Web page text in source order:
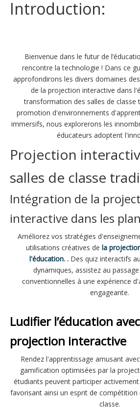
Introduction:
Bienvenue dans le futur de
rencontre la technologie ! Dans ce
approfondirons les divers domaines
de la projection interactive dans
transformation des salles de classe
promotion d'environnements
immersifs, nous explorerons les
éducateurs adoptent
Projection
salles de classe
Intégration de la
interactive dans les
Améliorez vos stratégies
utilisations créatives de la
l'éducation. . Des quiz interactifs
dynamiques, assistez au
conventionnelles à une expérience
engageante.
Ludifier l’éducation
projection interactive
Rendez l'apprentissage amusant
gamification optimisées par la
étudiants peuvent participer
favorisant ainsi un esprit de
classe.